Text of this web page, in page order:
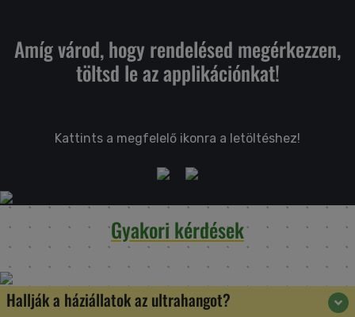
Amíg várod, hogy rendelésed megérkezzen,
töltsd le az applikációnkat!
Kattints a megfelelő ikonra a letöltéshez!
Gyakori kérdések
Hallják a háziállatok az ultrahangot?